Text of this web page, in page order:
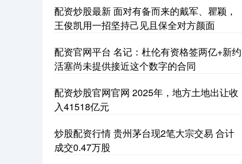
配资炒股最新 面对有备而来的戴军、瞿颖，
王俊凯用一招坚持己见且保全对方颜面
配资官网平台 名记：杜伦有资格签两亿+新约
活塞尚未提供接近这个数字的合同
配资炒股官网官网 2025年，地方土地出让收
入41518亿元
炒股配资行情 贵州茅台现2笔大宗交易 合计
成交0.47万股